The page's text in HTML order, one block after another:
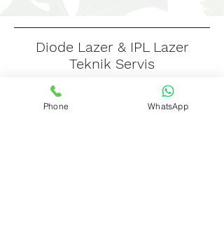
Diode Lazer & IPL Lazer
Teknik Servis
Phone WhatsApp